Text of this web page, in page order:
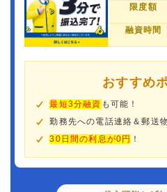
限度額
融資時間
おすすめ
最短3分融資 も可能！
勤務先への電話連絡＆郵送
30日間の利息が0円 ！